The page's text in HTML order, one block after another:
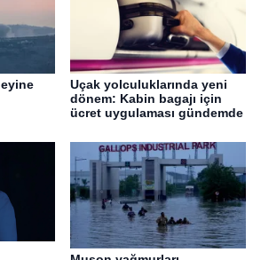
Uçak yolculuklarında yeni
dönem: Kabin bagajı için
ücret uygulaması gündemde